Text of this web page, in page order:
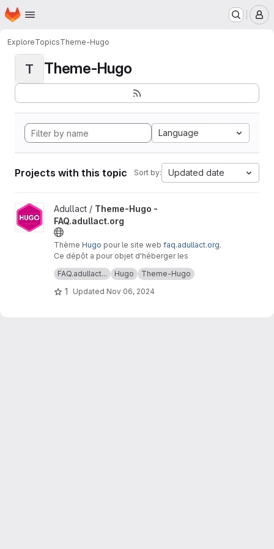
Skip to main content
Homepage
ExploreTopicsTheme-Hugo
T Theme-Hugo
Language
Projects with this topic Sort by: Updated date
View Theme-Hugo - FAQ.adullact.org project
Adullact / Theme-Hugo -
FAQ.adullact.org
Thème Hugo pour le site web faq.adullact.org.
Ce dépôt a pour objet d'héberger les
modifications faites par l'ADULLACT sur le
thème HugoGeekdoc.
FAQ.adullact... Hugo Theme-Hugo
1 Updated Nov 06, 2024